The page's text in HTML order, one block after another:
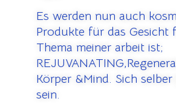
Es werden nun auch
Produkte für das Gesicht
Thema meiner arbeit ist;
Körper &Mind. Sich
sein.